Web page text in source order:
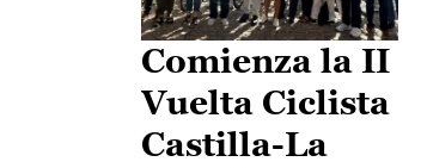
Comienza la II
Vuelta Ciclista
Castilla-La